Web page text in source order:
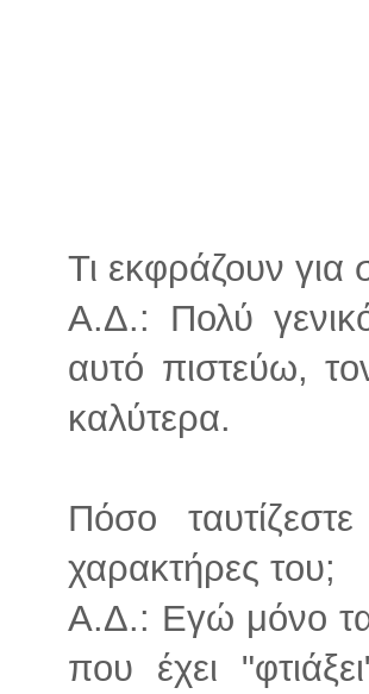
Τι εκφράζουν για
Α.Δ.: Πολύ
αυτό πιστεύω,
καλύτερα.
Πόσο
χαρακτήρες του;
Α.Δ.: Εγώ μόνο
που έχει